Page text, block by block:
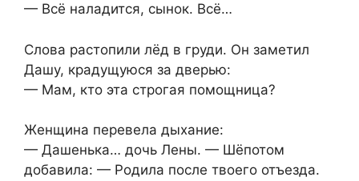
— Всё наладится, сынок. Всё…
Слова растопили лёд в груди. Он заметил
Дашу, крадущуюся за дверью:
— Мам, кто эта строгая помощница?
Женщина перевела дыхание:
— Дашенька… дочь Лены. — Шёпотом
добавила: — Родила после твоего отъезда.